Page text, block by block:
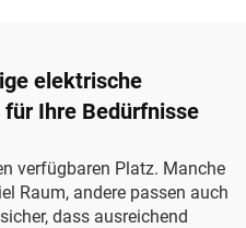
elektrische
Ihre Bedürfnisse
verfügbaren Platz. Manche
Raum, andere passen auch
dass ausreichend